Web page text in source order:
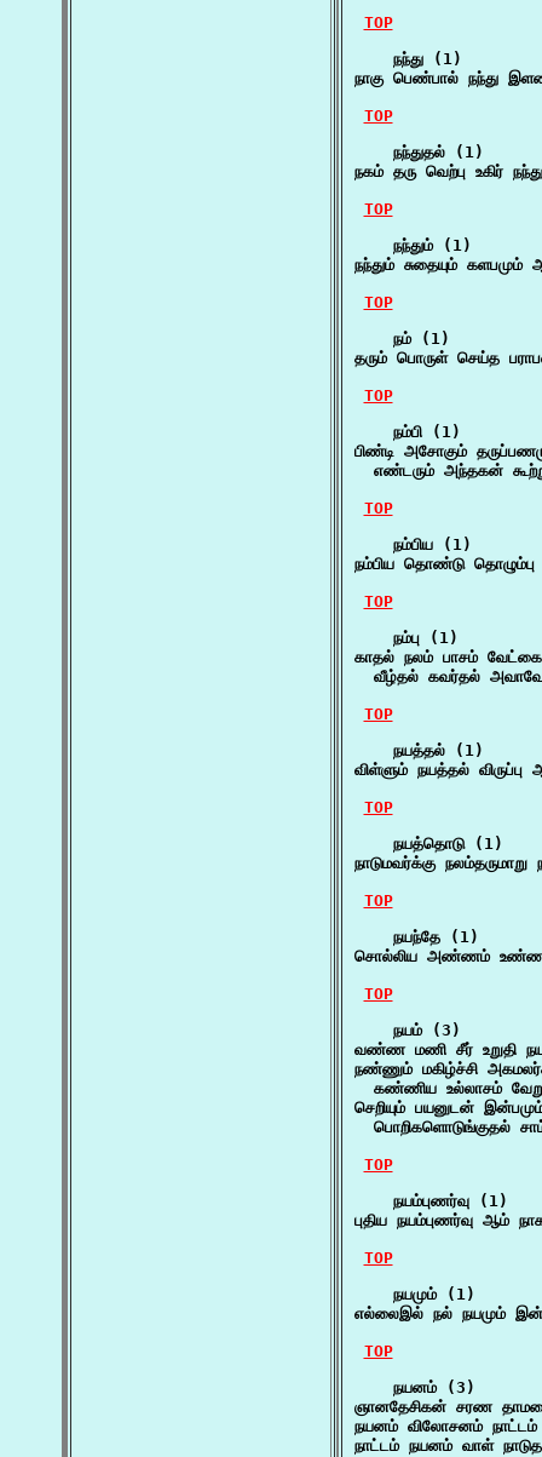
TOP
    நந்து (1)
நாகு பெண்பால் நந்து
TOP
    நந்துதல் (1)
நகம் தரு வெற்பு உகிர்
TOP
    நந்தும் (1)
நந்தும் சுதையும்
TOP
    நம் (1)
தரும் பொருள் செய்த
TOP
    நம்பி (1)
பிண்டி அசோகும்
எண்டரும் அந்தகன்
TOP
    நம்பிய (1)
நம்பிய தொண்டு
TOP
    நம்பு (1)
காதல் நலம் பாசம் வேட்கை
வீழ்தல் கவர்தல் அவாவே
TOP
    நயத்தல் (1)
விள்ளும் நயத்தல்
TOP
    நயத்தொடு (1)
நாடுமவர்க்கு
TOP
    நயந்தே (1)
சொல்லிய அண்ணம்
TOP
    நயம் (3)
வண்ண மணி சீர் உறுதி
நண்ணும் மகிழ்ச்சி
கண்ணிய உல்லாசம்
செறியும் பயனுடன்
பொறிகளொடுங்குதல்
TOP
    நயம்புணர்வு (1)
புதிய நயம்புணர்வு ஆம்
TOP
    நயமும் (1)
எல்லைஇல் நல் நயமும்
TOP
    நயனம் (3)
ஞானதேசிகன் சரண
நயனம் விலோசனம்
நாட்டம் நயனம் வாள்